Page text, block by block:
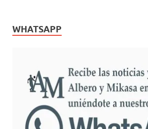
WHATSAPP